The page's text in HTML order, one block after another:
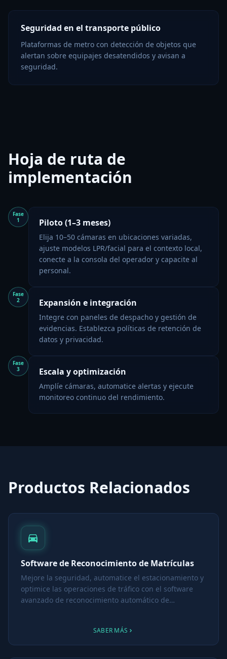
Seguridad en el transporte público
Plataformas de metro con detección de objetos que
alertan sobre equipajes desatendidos y avisan a
seguridad.
Hoja de ruta de
implementación
Fase
1
Piloto (1–3 meses)
Elija 10–50 cámaras en ubicaciones variadas,
ajuste modelos LPR/facial para el contexto local,
conecte a la consola del operador y capacite al
personal.
Fase
2
Expansión e integración
Integre con paneles de despacho y gestión de
evidencias. Establezca políticas de retención de
datos y privacidad.
Fase
3
Escala y optimización
Amplíe cámaras, automatice alertas y ejecute
monitoreo continuo del rendimiento.
Productos Relacionados
Software de Reconocimiento de Matrículas
Mejore la seguridad, automatice el estacionamiento y
optimice las operaciones de tráfico con el software
avanzado de reconocimiento automático de
SABER MÁS